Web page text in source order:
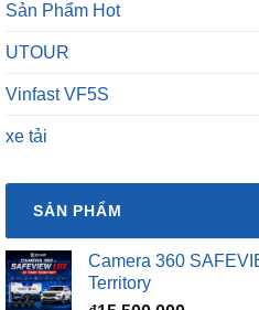
Sản Phẩm Hot
UTOUR
Vinfast VF5S
xe tải
SẢN PHẨM
Camera 360
Territory